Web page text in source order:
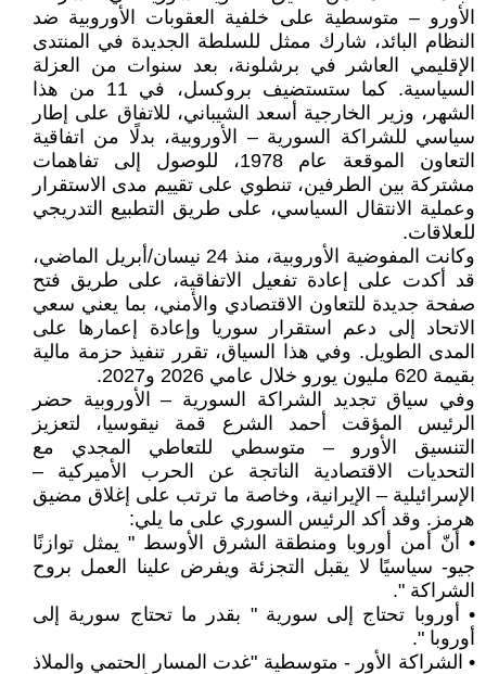
الأورو – متوسطية على خلفية العقوبات الأوروبية ضد
النظام البائد، شارك ممثل للسلطة الجديدة في المنتدى
الإقليمي العاشر في برشلونة، بعد سنوات من العزلة
السياسية. كما ستستضيف بروكسل، في 11 من هذا
الشهر، وزير الخارجية أسعد الشيباني، للاتفاق على إطار
سياسي للشراكة السورية – الأوروبية، بدلًا من اتفاقية
التعاون الموقعة عام 1978، للوصول إلى تفاهمات
مشتركة بين الطرفين، تنطوي على تقييم مدى الاستقرار
وعملية الانتقال السياسي، على طريق التطبيع التدريجي
للعلاقات.
وكانت المفوضية الأوروبية، منذ 24 نيسان/أبريل الماضي،
قد أكدت على إعادة تفعيل الاتفاقية، على طريق فتح
صفحة جديدة للتعاون الاقتصادي والأمني، بما يعني سعي
الاتحاد إلى دعم استقرار سوريا وإعادة إعمارها على
المدى الطويل. وفي هذا السياق، تقرر تنفيذ حزمة مالية
بقيمة 620 مليون يورو خلال عامي 2026 و2027.
وفي سياق تجديد الشراكة السورية – الأوروبية حضر
الرئيس المؤقت أحمد الشرع قمة نيقوسيا، لتعزيز
التنسيق الأورو – متوسطي للتعاطي المجدي مع
التحديات الاقتصادية الناتجة عن الحرب الأميركية –
الإسرائيلية – الإيرانية، وخاصة ما ترتب على إغلاق مضيق
هرمز. وقد أكد الرئيس السوري على ما يلي:
• أنّ أمن أوروبا ومنطقة الشرق الأوسط " يمثل توازنًا
جيو- سياسيًا لا يقبل التجزئة ويفرض علينا العمل بروح
الشراكة ".
• أوروبا تحتاج إلى سورية " بقدر ما تحتاج سورية إلى
أوروبا ".
• الشراكة الأور - متوسطية "غدت المسار الحتمي والملاذ